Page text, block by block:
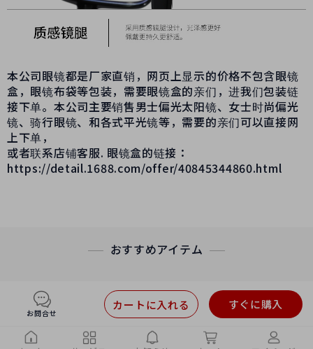
本公司眼镜都是厂家直销，网页上显示的价格不包含眼镜
盒，眼镜布袋等包装，需要眼镜盒的亲们，进我们包装链
接下单。本公司主要销售男士偏光太阳镜、女士时尚偏光
镜、骑行眼镜、和各式平光镜等，需要的亲们可以直接网
上下单，
或者联系店铺客服. 眼镜盒的链接：
https://detail.1688.com/offer/40845344860.html
おすすめアイテム
お問合せ
すぐに購入
カートに入れる